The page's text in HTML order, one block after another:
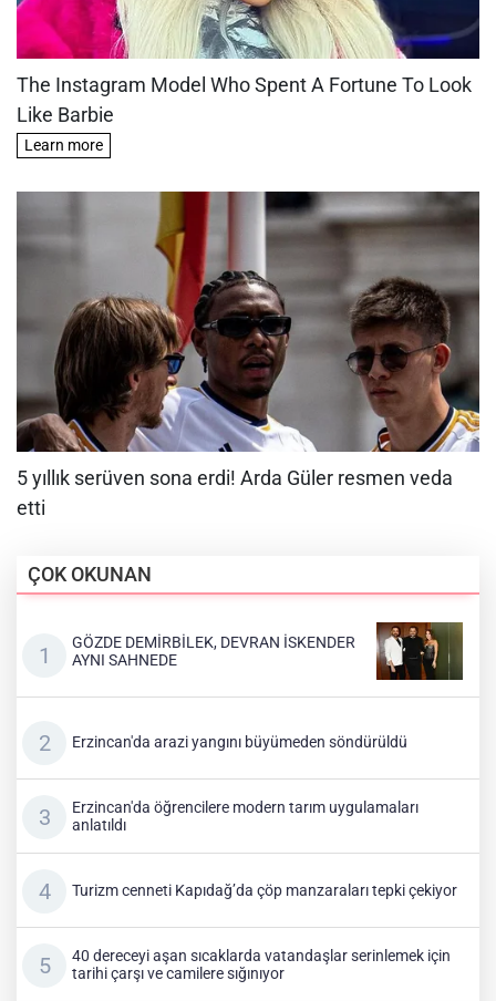
ÇOK OKUNAN
GÖZDE DEMİRBİLEK, DEVRAN İSKENDER
AYNI SAHNEDE
Erzincan'da arazi yangını büyümeden söndürüldü
Erzincan'da öğrencilere modern tarım uygulamaları
anlatıldı
Turizm cenneti Kapıdağ’da çöp manzaraları tepki çekiyor
40 dereceyi aşan sıcaklarda vatandaşlar serinlemek için
tarihi çarşı ve camilere sığınıyor